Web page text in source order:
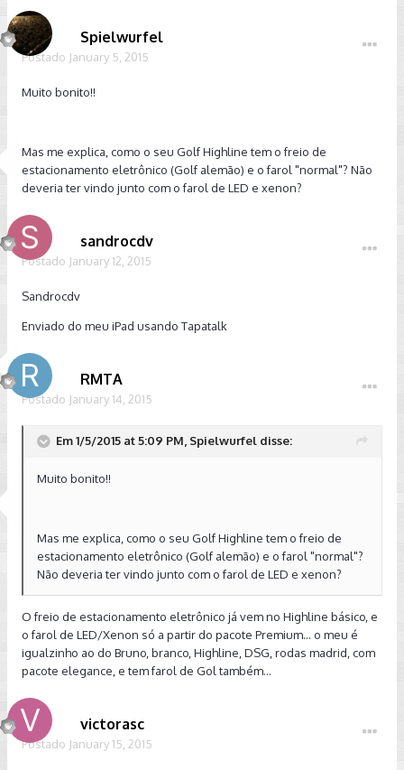
Spielwurfel
Postado January 5, 2015
Muito bonito!!
Mas me explica, como o seu Golf Highline tem o freio de
estacionamento eletrônico (Golf alemão) e o farol "normal"? Não
deveria ter vindo junto com o farol de LED e xenon?
sandrocdv
Postado January 12, 2015
Sandrocdv
Enviado do meu iPad usando Tapatalk
RMTA
Postado January 14, 2015
Em 1/5/2015 at 5:09 PM, Spielwurfel disse:
Muito bonito!!
Mas me explica, como o seu Golf Highline tem o freio de
estacionamento eletrônico (Golf alemão) e o farol "normal"?
Não deveria ter vindo junto com o farol de LED e xenon?
O freio de estacionamento eletrônico já vem no Highline básico, e
o farol de LED/Xenon só a partir do pacote Premium... o meu é
igualzinho ao do Bruno, branco, Highline, DSG, rodas madrid, com
pacote elegance, e tem farol de Gol também...
victorasc
Postado January 15, 2015